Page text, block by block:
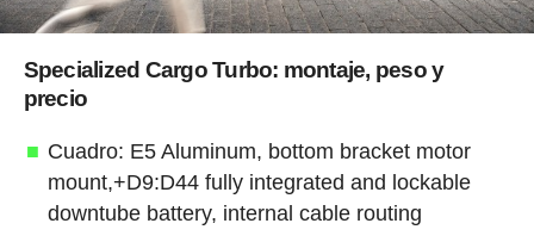
Specialized Cargo Turbo: montaje, peso y
precio
Cuadro: E5 Aluminum, bottom bracket motor
mount,+D9:D44 fully integrated and lockable
downtube battery, internal cable routing